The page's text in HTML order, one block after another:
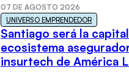
07 DE AGOSTO 2026
UNIVERSO EMPRENDEDOR
Santiago será la
ecosistema
insurtech de América